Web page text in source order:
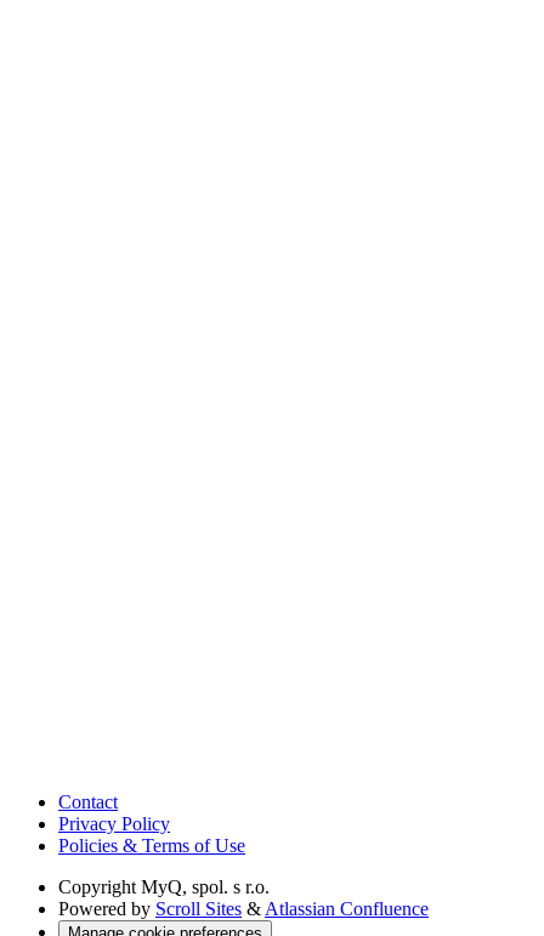
Contact
Privacy Policy
Policies & Terms of Use
Copyright MyQ, spol. s r.o.
Powered by Scroll Sites & Atlassian Confluence